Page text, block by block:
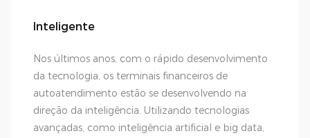
Inteligente
Nos últimos anos, com o rápido desenvolvimento
da tecnologia, os terminais financeiros de
autoatendimento estão se desenvolvendo na
direção da inteligência. Utilizando tecnologias
avançadas, como inteligência artificial e big data,